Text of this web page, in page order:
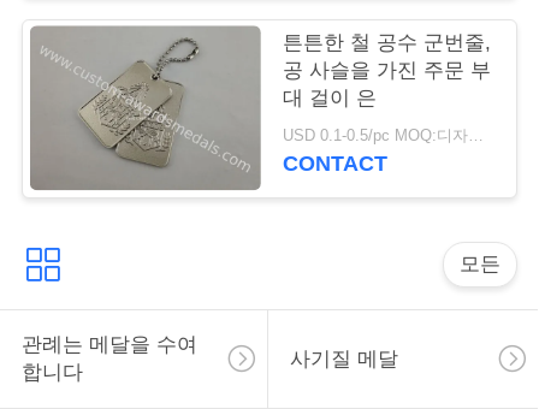
스
사
이
트
맵
튼튼한 철 공수 군번줄,
공 사슬을 가진 주문 부
대 걸이 은
USD 0.1-0.5/pc MOQ:디자인 당 100 PC
CONTACT
모든
관례는 메달을 수여
합니다
사기질 메달